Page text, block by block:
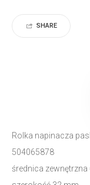
SHARE
Rolka napinacza
504065878
średnica